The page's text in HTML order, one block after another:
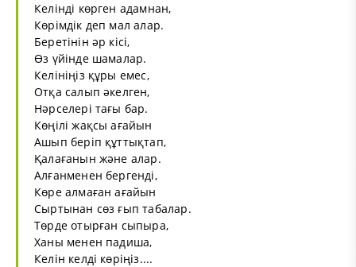
Келінді көрген адамнан,
Көрімдік деп мал алар.
Беретінін әр кісі,
Өз үйінде шамалар.
Келініңіз құры емес,
Отқа салып әкелген,
Нәрселері тағы бар.
Көңілі жақсы ағайын
Ашып беріп құттықтап,
Қалағанын және алар.
Алғанменен бергенді,
Көре алмаған ағайын
Сыртынан сөз ғып табалар.
Төрде отырған сыпыра,
Ханы менен падиша,
Келін келді көріңіз....